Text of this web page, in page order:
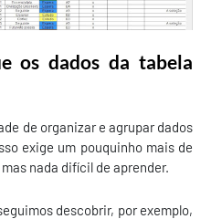
os dados da tabela
de organizar e agrupar dados
exige um pouquinho mais de
nada difícil de aprender.
descobrir, por exemplo,